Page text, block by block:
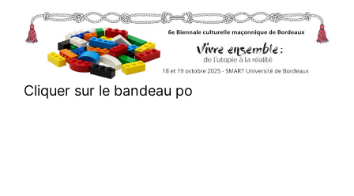
Aller
contenu
Cliquer sur le bandeau po